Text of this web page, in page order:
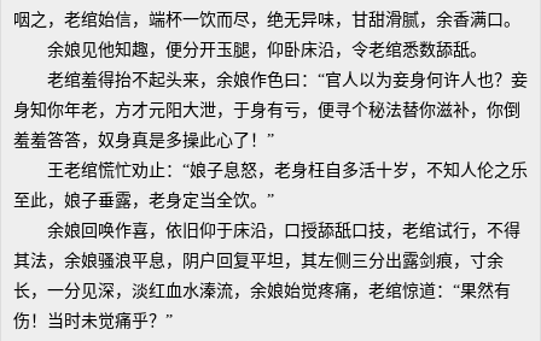
咽之，老绾始信，端杯一饮而尽，绝无异味，甘甜滑腻，余香满口。
余娘见他知趣，便分开玉腿，仰卧床沿，令老绾悉数舔舐。
老绾羞得抬不起头来，余娘作色曰：“官人以为妾身何许人也？妾
身知你年老，方才元阳大泄，于身有亏，便寻个秘法替你滋补，你倒
羞羞答答，奴身真是多操此心了！”
王老绾慌忙劝止：“娘子息怒，老身枉自多活十岁，不知人伦之乐
至此，娘子垂露，老身定当全饮。”
余娘回唤作喜，依旧仰于床沿，口授舔舐口技，老绾试行，不得
其法，余娘骚浪平息，阴户回复平坦，其左侧三分出露剑痕，寸余
长，一分见深，淡红血水溱流，余娘始觉疼痛，老绾惊道：“果然有
伤！当时未觉痛乎？”